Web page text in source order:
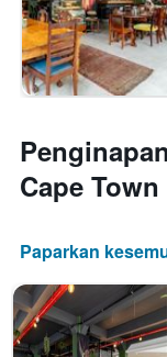
Cape Town
Paparkan